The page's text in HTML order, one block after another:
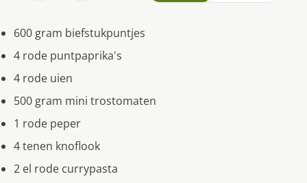
600 gram biefstukpuntjes
4 rode puntpaprika's
4 rode uien
500 gram mini trostomaten
1 rode peper
4 tenen knoflook
2 el rode currypasta